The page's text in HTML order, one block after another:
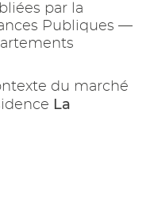
par la
Publiques —
du marché
La